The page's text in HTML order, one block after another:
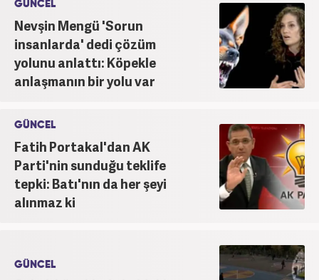
GÜNCEL
Nevşin Mengü 'Sorun
insanlarda' dedi çözüm
yolunu anlattı: Köpekle
anlaşmanın bir yolu var
GÜNCEL
Fatih Portakal'dan AK
Parti'nin sunduğu teklife
tepki: Batı'nın da her şeyi
alınmaz ki
GÜNCEL